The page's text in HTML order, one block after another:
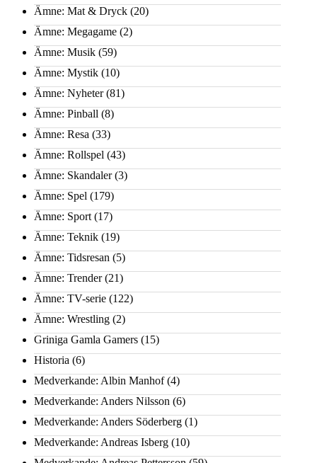
Ämne: Mat & Dryck (20)
Ämne: Megagame (2)
Ämne: Musik (59)
Ämne: Mystik (10)
Ämne: Nyheter(81)
Ämne: Pinball (8)
Ämne: Resa (33)
Ämne: Rollspel (43)
Ämne: Skandaler(3)
Ämne: Spel (179)
Ämne: Sport (17)
Ämne: Teknik (19)
Ämne: Tidsresan (5)
Ämne: Trender(21)
Ämne: TV-serie (122)
Ämne: Wrestling (2)
Griniga Gamla Gamers (15)
Historia (6)
Medverkande: Albin Manhof(4)
Medverkande: Anders Nilsson (6)
Medverkande: Anders Söderberg (1)
Medverkande: Andreas Isberg (10)